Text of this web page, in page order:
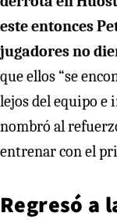
este entonces
jugadores no
que ellos “se
lejos del equipo e
nombró al
entrenar con el
Regresó a